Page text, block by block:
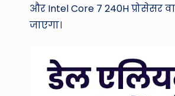
और Intel Core 7 240H प्रोसेसर
जाएगा।